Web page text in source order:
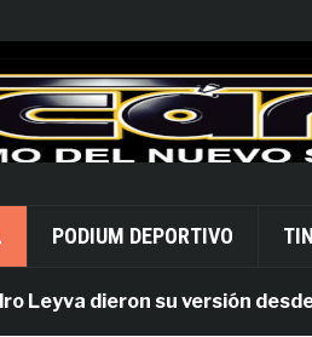
PODIUM DEPORTIVO
dieron su versión desde